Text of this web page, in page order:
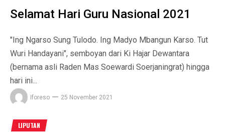
Selamat Hari Guru Nasional 2021
"Ing Ngarso Sung Tulodo. Ing Madyo Mbangun Karso. Tut
Wuri Handayani", semboyan dari Ki Hajar Dewantara
(bernama asli Raden Mas Soewardi Soerjaningrat) hingga
hari ini...
Iforeso 25 November 2021
LIPUTAN